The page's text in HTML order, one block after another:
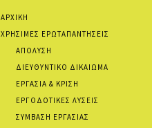
ΑΡΧΙΚΗ
ΧΡΗΣΙΜΕΣ ΕΡΩΤΑΠΑΝΤΗΣΕΙΣ
ΑΠΟΛΥΣΗ
ΔΙΕΥΘΥΝΤΙΚΟ ΔΙΚΑΙΩΜΑ
ΕΡΓΑΣΙΑ & ΚΡΙΣΗ
ΕΡΓΟΔΟΤΙΚΕΣ ΛΥΣΕΙΣ
ΣΥΜΒΑΣΗ ΕΡΓΑΣΙΑΣ